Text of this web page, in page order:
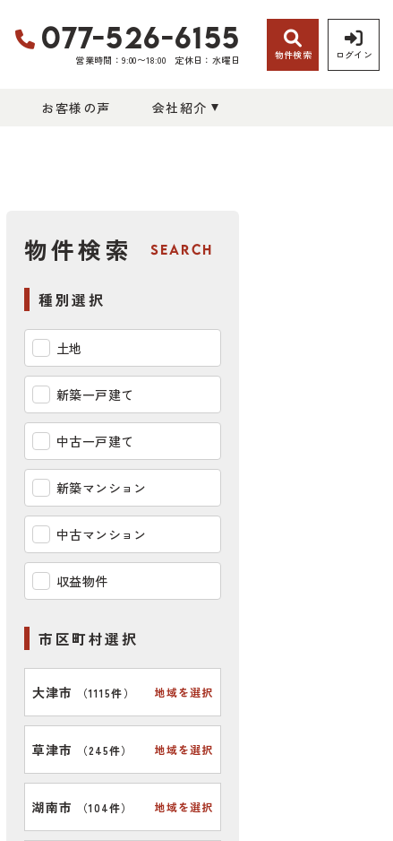
077-526-6155
営業時間：9:00〜18:00 定休日：水曜日 物件検索 ログイン
お客様の声 会社紹介
物件検索 SEARCH
種別選択
土地
新築一戸建て
中古一戸建て
新築マンション
中古マンション
収益物件
市区町村選択
大津市 （1115件） 地域を選択
草津市 （245件） 地域を選択
湖南市 （104件） 地域を選択